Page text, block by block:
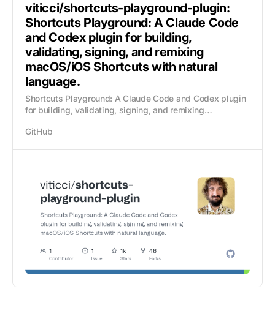
viticci/shortcuts-playground-plugin:
Shortcuts Playground: A Claude Code
and Codex plugin for building,
validating, signing, and remixing
macOS/iOS Shortcuts with natural
language.
Shortcuts Playground: A Claude Code and Codex plugin
for building, validating, signing, and remixing
viticci/shortcuts-playground-plugin
GitHub